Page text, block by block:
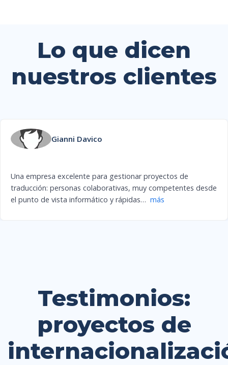
Lo que dicen
nuestros clientes
Gianni Davico
Una empresa excelente para gestionar proyectos de
traducción: personas colaborativas, muy competentes desde
el punto de vista informático y rápidas… más
Testimonios:
proyectos de